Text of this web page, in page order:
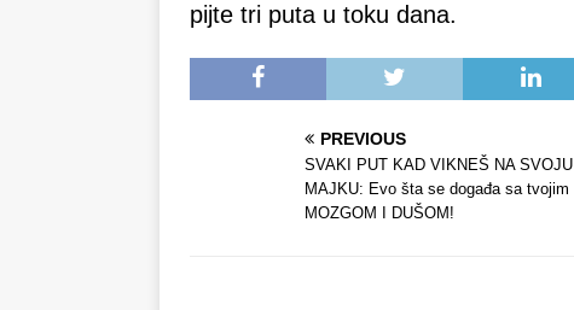
pijte tri puta u toku dana.
PREVIOUS
SVAKI PUT KAD VIKNEŠ NA SVOJU
MAJKU: Evo šta se događa sa tvojim
MOZGOM I DUŠOM!